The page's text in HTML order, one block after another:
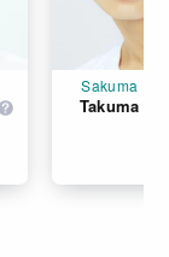
Sakuma
Takuma